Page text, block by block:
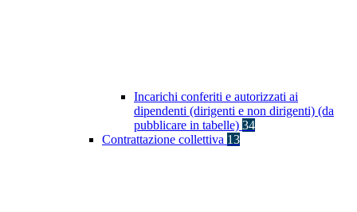
Incarichi conferiti e autorizzati ai
dipendenti (dirigenti e non dirigenti) (da
pubblicare in tabelle) 34
Contrattazione collettiva 13